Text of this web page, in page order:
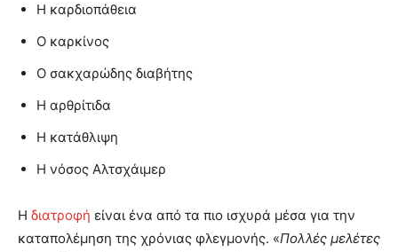
Η καρδιοπάθεια
Ο καρκίνος
Ο σακχαρώδης διαβήτης
Η αρθρίτιδα
Η κατάθλιψη
Η νόσος Αλτσχάιμερ
Η διατροφή είναι ένα από τα πιο ισχυρά μέσα για την
καταπολέμηση της χρόνιας φλεγμονής. «Πολλές μελέτες